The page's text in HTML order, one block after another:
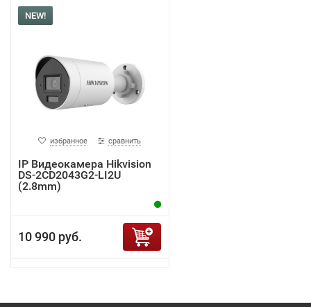
NEW!
избранное сравнить
IP Видеокамера Hikvision
DS-2CD2043G2-LI2U
(2.8mm)
10 990 руб.